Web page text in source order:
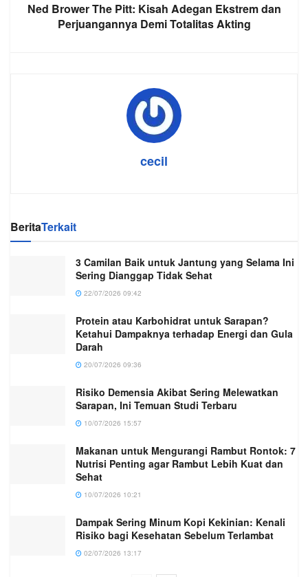
Ned Brower The Pitt: Kisah Adegan Ekstrem dan
Perjuangannya Demi Totalitas Akting
cecil
BeritaTerkait
3 Camilan Baik untuk Jantung yang Selama Ini
Sering Dianggap Tidak Sehat
22/07/2026 09:42
Protein atau Karbohidrat untuk Sarapan?
Ketahui Dampaknya terhadap Energi dan Gula
Darah
20/07/2026 09:36
Risiko Demensia Akibat Sering Melewatkan
Sarapan, Ini Temuan Studi Terbaru
10/07/2026 15:57
Makanan untuk Mengurangi Rambut Rontok: 7
Nutrisi Penting agar Rambut Lebih Kuat dan
Sehat
10/07/2026 10:21
Dampak Sering Minum Kopi Kekinian: Kenali
Risiko bagi Kesehatan Sebelum Terlambat
02/07/2026 13:17